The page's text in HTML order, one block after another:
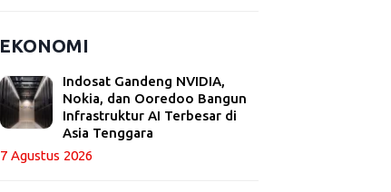
EKONOMI
Indosat Gandeng NVIDIA,
Nokia, dan Ooredoo Bangun
Infrastruktur AI Terbesar di
Asia Tenggara
7 Agustus 2026